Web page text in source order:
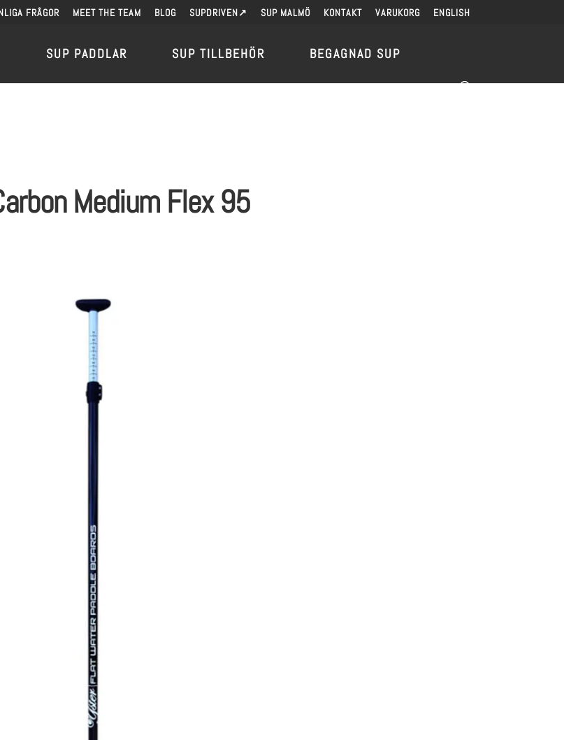
FRÅGOR MEET THE TEAM BLOG SUPDRIVEN↗ SUP MALMÖ KONTAKT VARUKORG ENGLISH
SUP PADDLAR SUP TILLBEHÖR BEGAGNAD SUP
Medium Flex 95